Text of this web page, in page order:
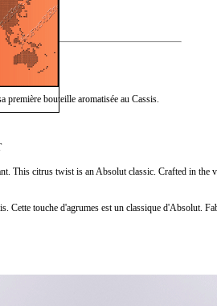
première bouteille aromatisée au Cassis.
This citrus twist is an Absolut classic. Crafted in the
Cette touche d'agrumes est un classique d'Absolut.